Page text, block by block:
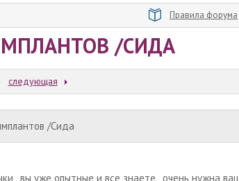
Правила форума
/СИДА
следующая
/Сида
, вы уже опытные и все знаете , очень нужна